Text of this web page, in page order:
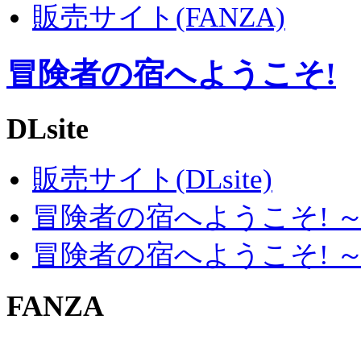
販売サイト(FANZA)
冒険者の宿へようこそ!
DLsite
販売サイト(DLsite)
冒険者の宿へようこそ!
冒険者の宿へようこそ!
FANZA